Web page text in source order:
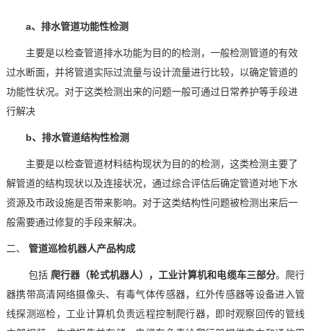
a、排水管道功能性检测
主要是以检查管道排水功能为目的的检测，一般检测管道的有效
过水断面，并将管道实际过流量与设计流量进行比较，以确定管道的
功能性状况。对于这类检测出来的问题一般可通过日常养护等手段进
行解决
b、排水管道结构性检测
主要是以检查管道材料结构现状为目的的检测，这类检测主要了
解管道的结构现状以及连接状况，通过综合评估后确定管道对地下水
资源及市政设施是否带来影响。对于这类结构性问题被检测出来后一
般需要通过修复的手段来解决。
二、 管道巡检机器人产品构成
包括 爬行器（轮式机器人），工业计算机和电缆车三部分。爬行
器携带高清网络摄像头、有毒气体传感器，红外传感器等设备进入管
线探测巡检，工业计算机负责远程控制爬行器，即时观察回传的管线